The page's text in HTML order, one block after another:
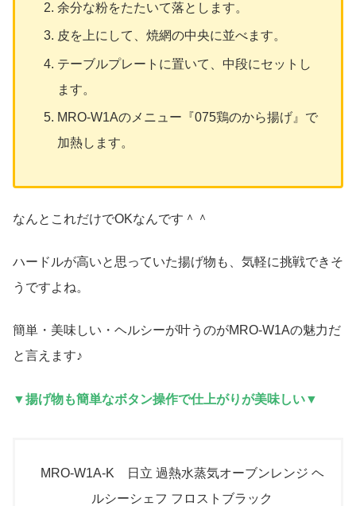
余分な粉をたたいて落とします。
皮を上にして、焼網の中央に並べます。
テーブルプレートに置いて、中段にセットし
ます。
MRO-W1Aのメニュー『075鶏のから揚げ』で
加熱します。
なんとこれだけでOKなんです＾＾
ハードルが高いと思っていた揚げ物も、気軽に挑戦できそ
うですよね。
簡単・美味しい・ヘルシーが叶うのがMRO-W1Aの魅力だ
と言えます♪
▼揚げ物も簡単なボタン操作で仕上がりが美味しい▼
MRO-W1A-K 日立 過熱水蒸気オーブンレンジ ヘ
ルシーシェフ フロストブラック